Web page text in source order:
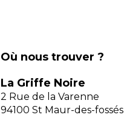
Où nous trouver ?
La Griffe Noire
2 Rue de la Varenne
94100 St Maur-des-fossés